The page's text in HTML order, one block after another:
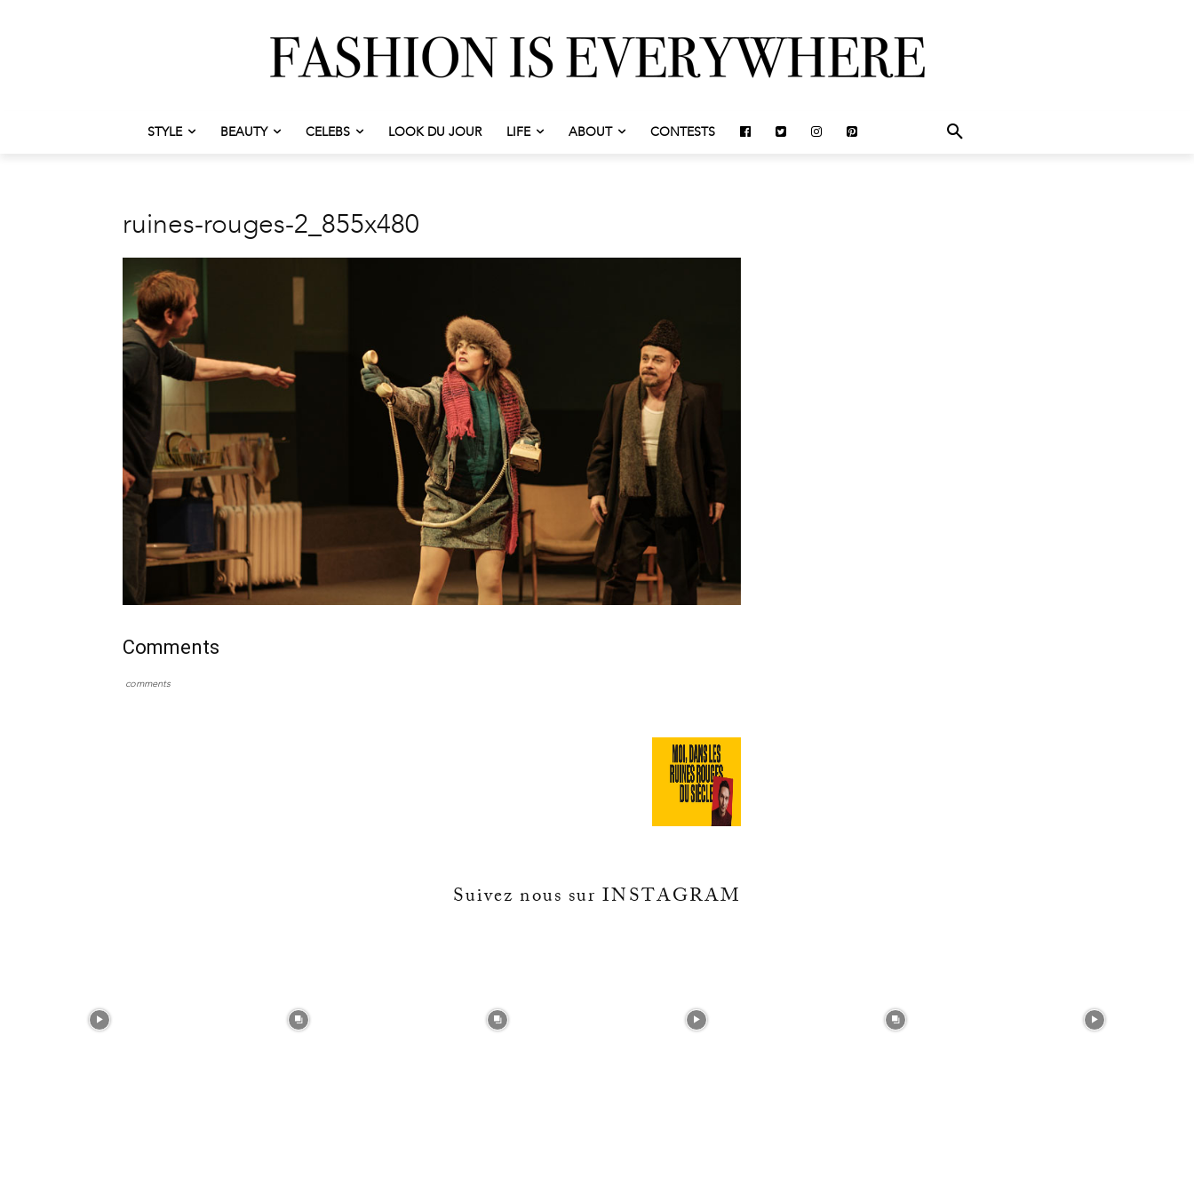
STYLE BEAUTY CELEBS LOOK DU JOUR LIFE ABOUT CONTESTS
ruines-rouges-2_855x480
Comments
comments
Suivez nous sur INSTAGRAM